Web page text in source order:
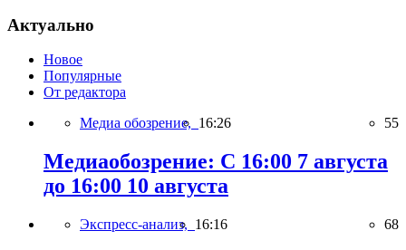
Актуально
Новое
Популярные
От редактора
Медиа обозрение, 16:26 55
Медиаобозрение: С 16:00 7 августа
до 16:00 10 августа
Экспресс-анализ, 16:16 68